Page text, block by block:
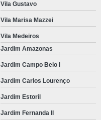
Vila Gustavo
Vila Marisa Mazzei
Vila Medeiros
Jardim Amazonas
Jardim Campo Belo I
Jardim Carlos Lourenço
Jardim Estoril
Jardim Fernanda II